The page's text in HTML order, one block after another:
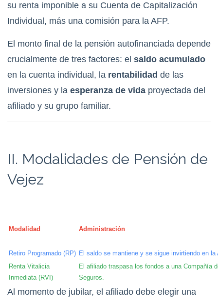
su renta imponible a su Cuenta de Capitalización
Individual, más una comisión para la AFP.
El monto final de la pensión autofinanciada depende
crucialmente de tres factores: el saldo acumulado
en la cuenta individual, la rentabilidad de las
inversiones y la esperanza de vida proyectada del
afiliado y su grupo familiar.
II. Modalidades de Pensión de
Vejez
Modalidad Administración
Retiro Programado (RP) El saldo se mantiene y se sigue invirtiendo en la
Renta Vitalicia
Inmediata (RVI)
El afiliado traspasa los fondos a una Compañía
Seguros.
Al momento de jubilar, el afiliado debe elegir una